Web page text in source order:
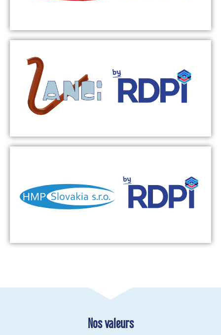
Manutention aérienne par convoyeur - Manutention au sol -
Logistique - Activité en atelier - Maintenance - Manutention de
process
Manutention charge lourde - Manutention charge légère - Logistique
- Machine spéciale - Charpente métallique - Bord de ligne
Nos valeurs